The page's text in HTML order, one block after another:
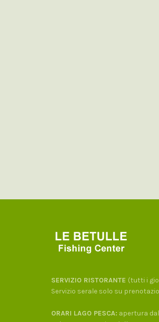
SERVIZIO RISTORANTE (tutti i
Servizio serale solo su
ORARI LAGO PESCA: apertura